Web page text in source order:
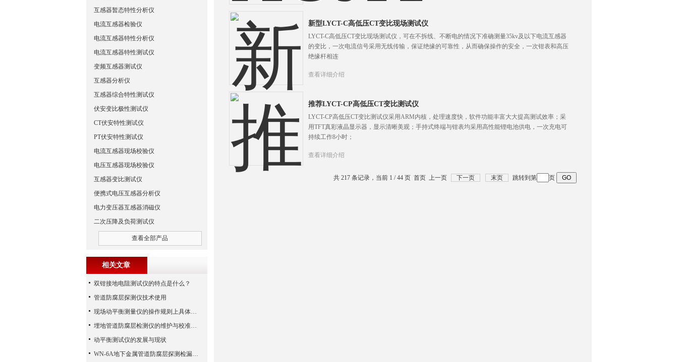
新型LYCT-C高低压CT变比现场测试仪
LYCT-C高低压CT变比现场测试仪，可在不拆线、不断电的情况下准确测量35kv及以下电流互感器
的变比，一次电流信号采用无线传输，保证绝缘的可靠性，从而确保操作的安全，一次钳表和高压
绝缘杆相连
查看详细介绍
推荐LYCT-CP高低压CT变比测试仪
LYCT-CP高低压CT变比测试仪采用ARM内核，处理速度快，软件功能丰富大大提高测试效率；采
用TFT真彩液晶显示器，显示清晰美观；手持式终端与钳表均采用高性能锂电池供电，一次充电可
持续工作8小时；
查看详细介绍
共 217 条记录，当前 1 / 44 页 首页 上一页 下一页 末页 跳转到第 页
互感器暂态特性分析仪
电流互感器检验仪
电流互感器特性分析仪
电流互感器特性测试仪
变频互感器测试仪
互感器分析仪
互感器综合特性测试仪
伏安变比极性测试仪
CT伏安特性测试仪
PT伏安特性测试仪
电流互感器现场校验仪
电压互感器现场校验仪
互感器变比测试仪
便携式电压互感器分析仪
电力变压器互感器消磁仪
二次压降及负荷测试仪
查看全部产品
相关文章
双钳接地电阻测试仪的特点是什么？
管道防腐层探测仪技术使用
现场动平衡测量仪的操作规则上具体结果
埋地管道防腐层检测仪的维护与校准技巧
动平衡测试仪的发展与现状
WN-6A地下金属管道防腐层探测检漏仪的技术要点的重要阐述